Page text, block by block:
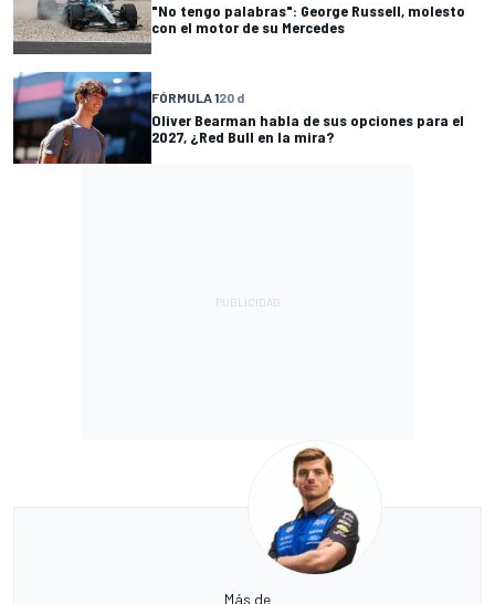
"No tengo palabras": George Russell, molesto
con el motor de su Mercedes
FÓRMULA 120 d
Oliver Bearman habla de sus opciones para el
2027, ¿Red Bull en la mira?
Más de